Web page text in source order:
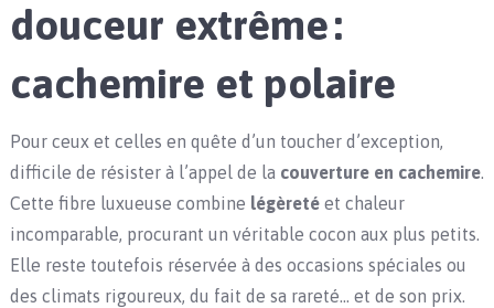
douceur extrême :
cachemire et polaire
Pour ceux et celles en quête d’un toucher d’exception,
difficile de résister à l’appel de la couverture en cachemire.
Cette fibre luxueuse combine légèretéet chaleur
incomparable, procurant un véritable cocon aux plus petits.
Elle reste toutefois réservée à des occasions spéciales ou
des climats rigoureux, du fait de sa rareté… et de son prix.